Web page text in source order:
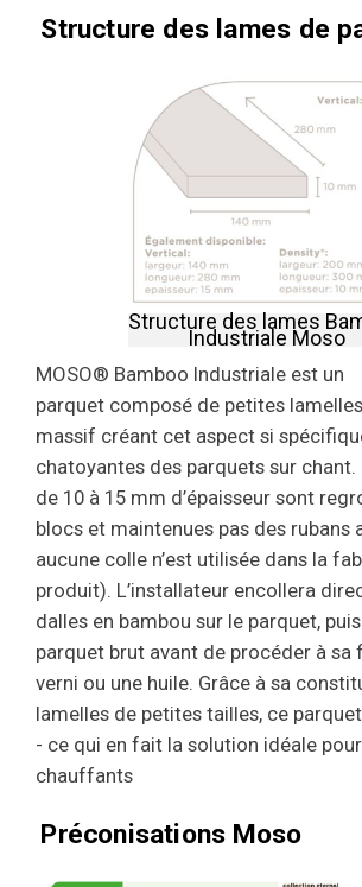
Structure des lames de
Structure des lames
Industriale Moso
MOSO® Bamboo Industriale est un
parquet composé de petites
massif créant cet aspect si
chatoyantes des parquets sur chant.
de 10 à 15 mm d’épaisseur sont
blocs et maintenues pas des rubans
aucune colle n’est utilisée dans la
produit). L’installateur encollera
dalles en bambou sur le parquet,
parquet brut avant de procéder à sa
verni ou une huile. Grâce à sa
lamelles de petites tailles, ce
- ce qui en fait la solution idéale
chauffants
Préconisations Moso